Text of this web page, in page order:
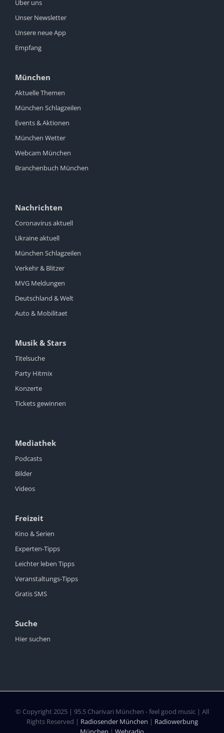
Über uns
Unser Newsletter
Unsere neue App
Empfang
München
Aktuelle Themen
München Schlagzeilen
Events & Aktionen
München Wetter
Webcam München
Branchenbuch München
Nachrichten
Coronavirus aktuell
Ukraine aktuell
München Schlagzeilen
Verkehr & Blitzer
MVG Meldungen
Deutschland & Welt
Auto & Mobilitaet
Musik & Stars
Titelsuche
Party Hitmix
Konzerte
Tickets gewinnen
Mediathek
Podcasts
Bilder
Videos
Freizeit
Kino & Serien
Experten-Tipps
Leichter leben Tipps
Veranstaltungs-Tipps
Gratis SMS
Suche
Hier suchen
© Copyright 2025 | 95.5 Charivari München - feel good music | All
Rights Reserved | Radiosender München | Radiowerbung